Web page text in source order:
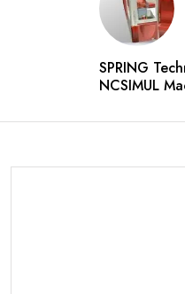
SPRING
NCSIMUL